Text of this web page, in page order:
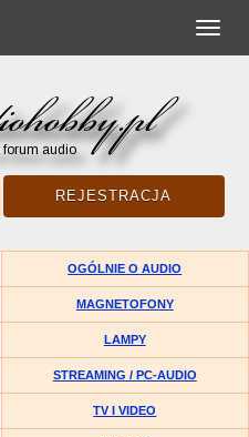
Toggle
REJESTRACJA
OGÓLNIE O AUDIO
MAGNETOFONY
LAMPY
STREAMING / PC-AUDIO
TV I VIDEO